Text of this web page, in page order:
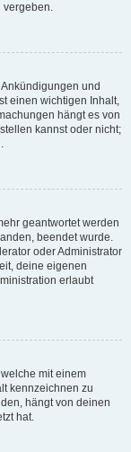
vergeben.
und
einen wichtigen Inhalt,
hängt es von
kannst oder nicht;
geantwortet werden
beendet wurde.
oder Administrator
deine eigenen
erlaubt
mit einem
kennzeichnen zu
hängt von deinen
hat.